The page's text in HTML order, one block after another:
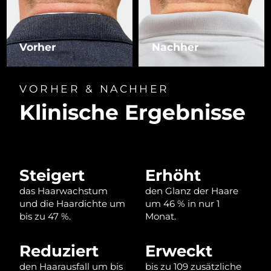
Vorher Nachher
VORHER & NACHHER
Klinische Ergebnisse
Steigert
das Haarwachstum
und die Haardichte um
bis zu 47 %.
Erhöht
den Glanz der Haare
um 46 % in nur 1
Monat.
Reduziert
den Haarausfall um bis
Erweckt
bis zu 109 zusätzliche
Litauen Erwartete Lieferung8/11/26
Luxemburg Erwartete Lieferung8/11/26
Sonderverwaltungsregion
Malaysia Erwartete Lieferung 8/14/26
Monaco Erwartete Lieferung8/12/26
Niederlande Erwartete Lieferung
Neuseeland Erwartete Lieferung